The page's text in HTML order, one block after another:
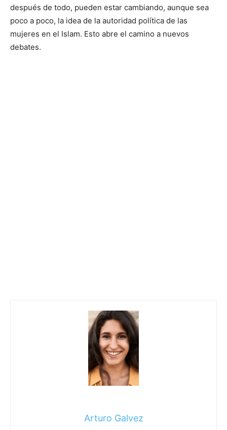
después de todo, pueden estar cambiando, aunque sea
poco a poco, la idea de la autoridad política de las
mujeres en el Islam. Esto abre el camino a nuevos
debates.
Arturo Galvez